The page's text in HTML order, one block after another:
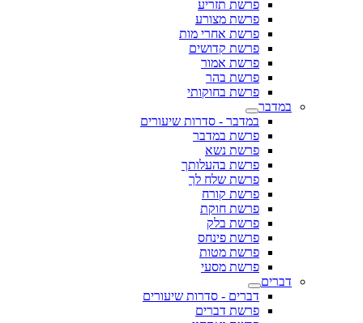
פרשת תזריע
פרשת מצורע
פרשת אחרי מות
פרשת קדושים
פרשת אמור
פרשת בהר
פרשת בחוקותי
במדבר
במדבר - סדרות שיעורים
פרשת במדבר
פרשת נשא
פרשת בהעלותך
פרשת שלח לך
פרשת קורח
פרשת חוקת
פרשת בלק
פרשת פינחס
פרשת מטות
פרשת מסעי
דברים
דברים - סדרות שיעורים
פרשת דברים